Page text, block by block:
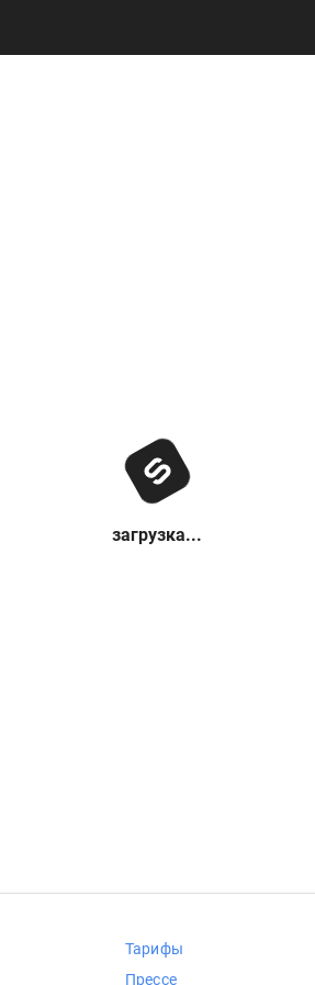
загрузка...
Тарифы
Прессе